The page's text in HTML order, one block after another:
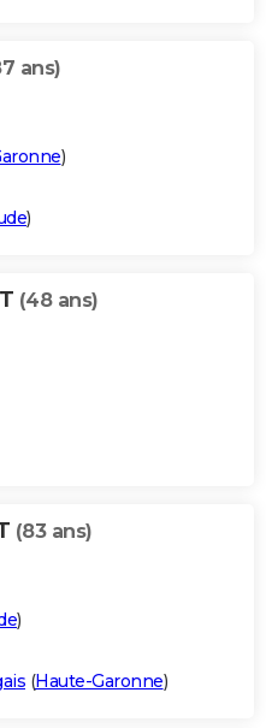
ans)
)
)
(48 ans)
(83 ans)
)
(Haute-Garonne)